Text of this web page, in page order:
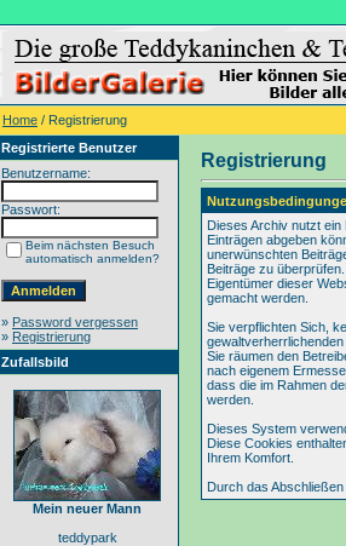
Home / Registrierung
Registrierte Benutzer
Benutzername:
Passwort:
Beim nächsten Besuch
automatisch anmelden?
» Password vergessen
» Registrierung
Zufallsbild
Mein neuer Mann
teddypark
Registrierung
Dieses Archiv nutzt
Einträgen abgeben
unerwünschten
Beiträge zu
Eigentümer dieser
gemacht werden.
Sie verpflichten Sich,
Sie räumen den
nach eigenem
dass die im Rahmen
werden.
Dieses System
Diese Cookies
Ihrem Komfort.
Durch das